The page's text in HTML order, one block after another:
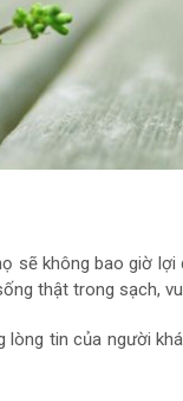
sẽ không bao giờ lợi
thật trong sạch,
lòng tin của người